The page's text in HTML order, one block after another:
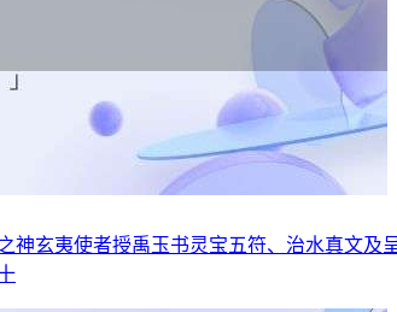
玄夷使者授禹玉书灵宝五符、治水真文